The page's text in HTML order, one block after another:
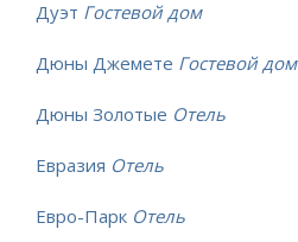
Дуэт Гостевой дом
Дюны Джемете Гостевой дом
Дюны Золотые Отель
Евразия Отель
Евро-Парк Отель